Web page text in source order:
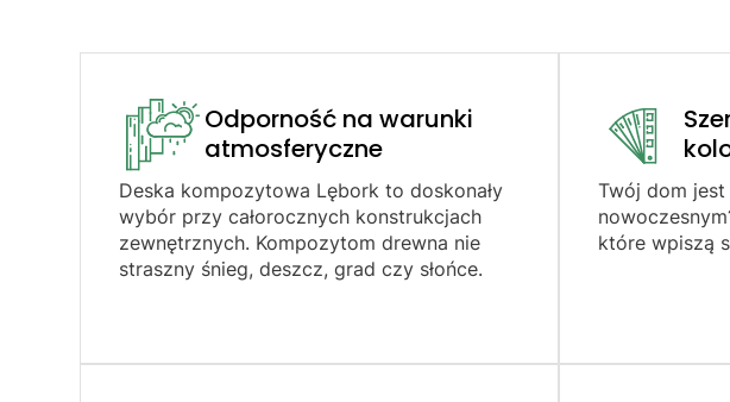
Odporność na warunki
atmosferyczne​
Deska kompozytowa Lębork to doskonały
wybór przy całorocznych konstrukcjach
zewnętrznych. Kompozytom drewna nie
straszny śnieg, deszcz, grad czy słońce.
Twój dom
które wpiszą